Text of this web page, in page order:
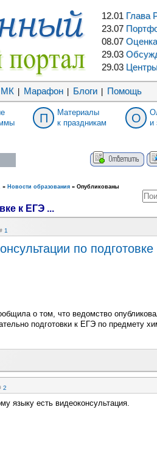
12.01 Глава
23.07
08.07
29.03
29.03
МК Марафон Блоги Помощь
П
Материалы
к праздникам
О
и
» Новости образования » Опубликованы
к ЕГЭ ...
1
по
о том, что ведомство
подготовки к ЕГЭ по предмету
2
языку есть видеоконсультация.